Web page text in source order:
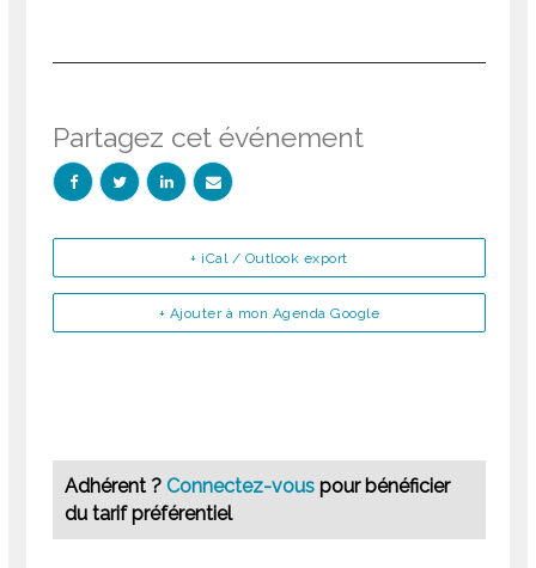
Partagez cet événement
+ Ajouter à mon Agenda Google
+ iCal / Outlook export
Adhérent ?Connectez-vouspour bénéficier
du tarif préférentiel